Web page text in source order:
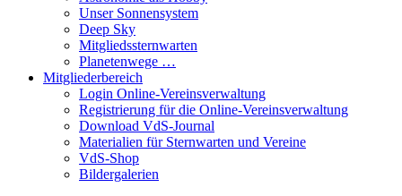
Unser Sonnensystem
Deep Sky
Mitgliedssternwarten
Planetenwege …
Mitgliederbereich
Login Online-Vereinsverwaltung
Registrierung für die Online-Vereinsverwaltung
Download VdS-Journal
Materialien für Sternwarten und Vereine
VdS-Shop
Bildergalerien